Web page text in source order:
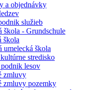
a objednávky
služieb
škola - Grundschule
škola
umelecká škola
stredisko
lesov
zmluvy
zmluvy pozemky